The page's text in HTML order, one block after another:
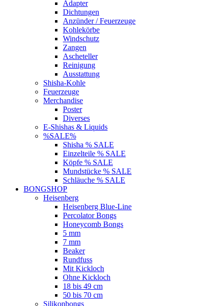
Adapter
Dichtungen
Anzünder / Feuerzeuge
Kohlekörbe
Windschutz
Zangen
Ascheteller
Reinigung
Ausstattung
Shisha-Kohle
Feuerzeuge
Merchandise
Poster
Diverses
E-Shishas & Liquids
%SALE%
Shisha % SALE
Einzelteile % SALE
Köpfe % SALE
Mundstücke % SALE
Schläuche % SALE
BONGSHOP
Heisenberg
Heisenberg Blue-Line
Percolator Bongs
Honeycomb Bongs
5 mm
7 mm
Beaker
Rundfuss
Mit Kickloch
Ohne Kickloch
18 bis 49 cm
50 bis 70 cm
Silikonbongs